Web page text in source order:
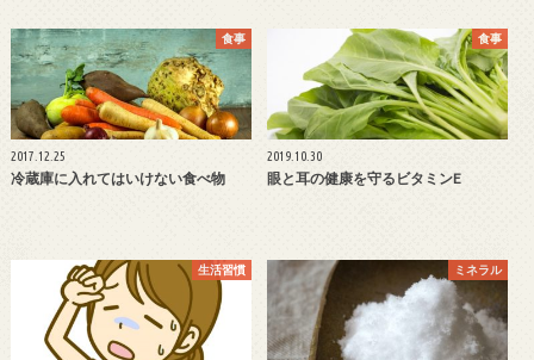
食事
2017.12.25
冷蔵庫に入れてはいけない食べ物
食事
2019.10.30
眼と耳の健康を守るビタミンE
生活習慣 ミネラル